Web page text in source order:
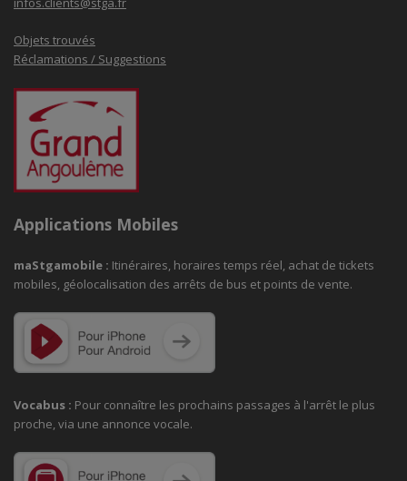
Objets trouvés
Réclamations / Suggestions
Applications Mobiles
maStgamobile : Itinéraires, horaires temps réel, achat de tickets
mobiles, géolocalisation des arrêts de bus et points de vente.
Vocabus : Pour connaître les prochains passages à l'arrêt le plus
proche, via une annonce vocale.